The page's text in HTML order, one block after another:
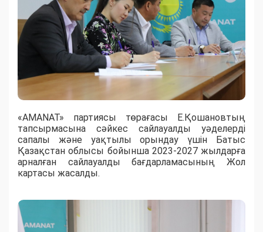
«АМАNАТ» партиясы төрағасы Е.Қошановтың
тапсырмасына сәйкес сайлауалды уәделерді
сапалы және уақтылы орындау үшін Батыс
Қазақстан облысы бойынша 2023-2027 жылдарға
арналған сайлауалды бағдарламасының Жол
картасы жасалды.